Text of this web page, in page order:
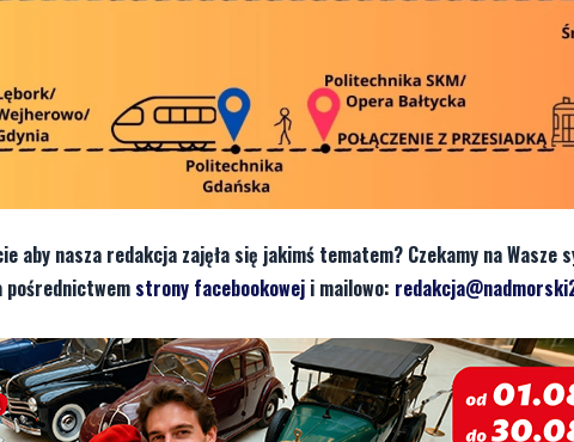
aby nasza redakcja zajęła się jakimś tematem? Czekamy na Wasze
pośrednictwem strony facebookowej i mailowo: